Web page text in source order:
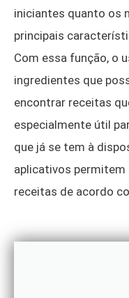
iniciantes quanto os
principais
Com essa função, o
ingredientes que
encontrar receitas
especialmente útil
que já se tem à
aplicativos
receitas de acordo